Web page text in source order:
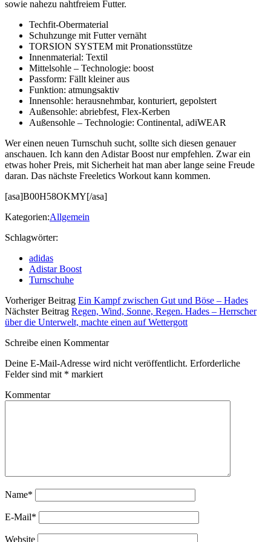
sowie nahezu nahtfreiem Futter.
Techfit-Obermaterial
Schuhzunge mit Futter vernäht
TORSION SYSTEM mit Pronationsstütze
Innenmaterial: Textil
Mittelsohle – Technologie: boost
Passform: Fällt kleiner aus
Funktion: atmungsaktiv
Innensohle: herausnehmbar, konturiert, gepolstert
Außensohle: abriebfest, Flex-Kerben
Außensohle – Technologie: Continental, adiWEAR
Wer einen neuen Turnschuh sucht, sollte sich diesen genauer
anschauen. Ich kann den Adistar Boost nur empfehlen. Zwar ein
etwas hoher Preis, mit Sicherheit hat man aber lange seine Freude
daran. Das nächste Freeletics Workout kann kommen.
[asa]B00H58OKMY[/asa]
Kategorien:Allgemein
Schlagwörter:
adidas
Adistar Boost
Turnschuhe
Vorheriger Beitrag Ein Kampf zwischen Gut und Böse – Hades
Nächster Beitrag Regen, Wind, Sonne, Regen. Hades – Herrscher
über die Unterwelt, machte einen auf Wettergott
Schreibe einen Kommentar
Deine E-Mail-Adresse wird nicht veröffentlicht. Erforderliche
Felder sind mit * markiert
Kommentar
Name*
E-Mail*
Website